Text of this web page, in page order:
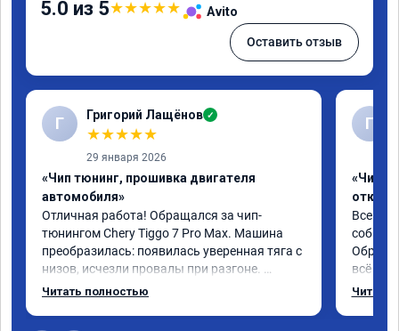
5.0 из 5★★★★★ Avito
Оставить отзыв
Г Григорий Лащёнов ✓
★★★★★
29 января 2026
«Чип тюнинг, прошивка двигателя
автомобиля»
Отличная работа! Обращался за чип-
тюнингом Chery Tiggo 7 Pro Max. Машина
преобразилась: появилась уверенная тяга с
низов, исчезли провалы при разгоне.
Расход в спокойном режиме даже немного
Читать полностью
Г
«Чип
Всем
всё в
Читать